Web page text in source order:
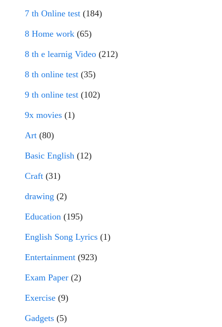
7 th Online test (184)
8 Home work (65)
8 th e learnig Video (212)
8 th online test (35)
9 th online test (102)
9x movies (1)
Art (80)
Basic English (12)
Craft (31)
drawing (2)
Education (195)
English Song Lyrics (1)
Entertainment (923)
Exam Paper (2)
Exercise (9)
Gadgets (5)